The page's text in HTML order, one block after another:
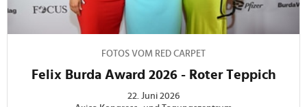
FOTOS VOM RED CARPET
Felix Burda Award 2026 - Roter Teppich
22. Juni 2026